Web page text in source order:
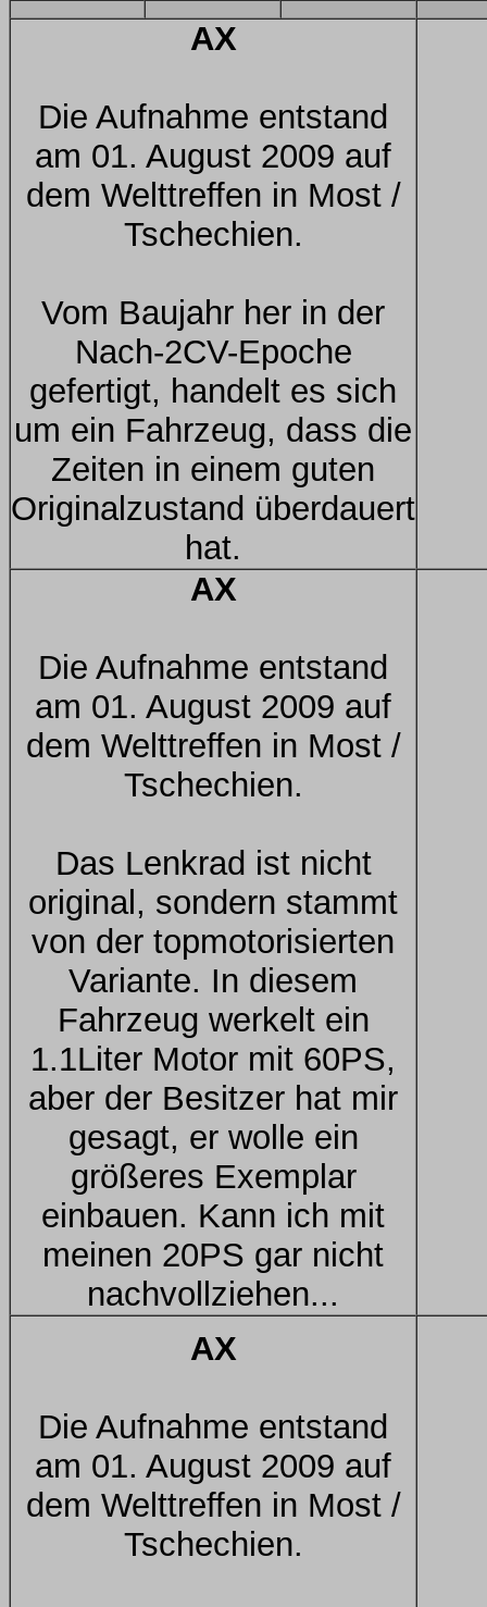
AX
Die Aufnahme entstand
am 01. August 2009 auf
dem Welttreffen in Most /
Tschechien.
Vom Baujahr her in der
Nach-2CV-Epoche
gefertigt, handelt es sich
um ein Fahrzeug, dass die
Zeiten in einem guten
Originalzustand überdauert
hat.
AX
Die Aufnahme entstand
am 01. August 2009 auf
dem Welttreffen in Most /
Tschechien.
Das Lenkrad ist nicht
original, sondern stammt
von der topmotorisierten
Variante. In diesem
Fahrzeug werkelt ein
1.1Liter Motor mit 60PS,
aber der Besitzer hat mir
gesagt, er wolle ein
größeres Exemplar
einbauen. Kann ich mit
meinen 20PS gar nicht
nachvollziehen...
AX
Die Aufnahme entstand
am 01. August 2009 auf
dem Welttreffen in Most /
Tschechien.